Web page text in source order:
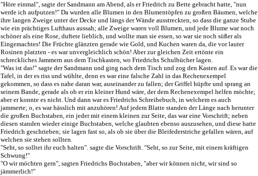
"Höre einmal", sagte der Sandmann am Abend, als er Friedrich zu Bette gebracht hatte, "nun
werde ich aufputzen!" Da wurden alle Blumen in den Blumentöpfen zu großen Bäumen, welche
ihre langen Zweige unter der Decke und längs der Wände ausstreckten, so dass die ganze Stube
wie ein prächtiges Lufthaus aussah; alle Zweige waren voll Blumen, und jede Blume war noch
schöner als eine Rose, duftete lieblich, und wollte man sie essen, so war sie noch süßer als
Eingemachtes! Die Früchte glänzten gerade wie Gold, und Kuchen waren da, die vor lauter
Rosinen platzten - es war unvergleichlich schön! Aber zur gleichen Zeit ertönte ein
schreckliches Jammern aus dem Tischkasten, wo Friedrichs Schulbücher lagen.
"Was ist das!" sagte der Sandmann und ging nach dem Tisch und zog den Kasten auf. Es war die
Tafel, in der es riss und wühlte, denn es war eine falsche Zahl in das Rechenexempel
gekommen, so dass es nahe daran war, auseinander zu fallen; der Griffel hüpfte und sprang an
seinem Bande, gerade als ob er ein kleiner Hund wäre, der dem Rechenexempel helfen möchte;
aber er konnte es nicht. Und dann war es Friedrichs Schreibebuch, in welchem es auch
jammerte; o, es war hässlich mit anzuhören! Auf jedem Blatte standen der Länge nach herunter
die großen Buchstaben, ein jeder mit einem kleinen zur Seite, das war eine Vorschrift; neben
diesen standen wieder einige Buchstaben, welche glaubten ebenso auszusehen, und diese hatte
Friedrich geschrieben; sie lagen fast so, als ob sie über die Bleifederstriche gefallen wären, auf
welchen sie stehen sollten.
"Seht, so solltet ihr euch halten". sagte die Vorschrift. "Seht, so zur Seite, mit einem kräftigen
Schwung!"
"O wir möchten gern", sagten Friedrichs Buchstaben, "aber wir können nicht, wir sind so
jämmerlich!"